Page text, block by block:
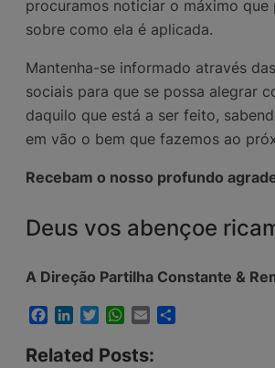
procuramos noticiar o máximo que
sobre como ela é aplicada.
Mantenha-se informado através
sociais para que se possa alegrar
daquilo que está a ser feito,
em vão o bem que fazemos ao
Recebam o nosso profundo
Deus vos abençoe
A Direção Partilha Constante &
Facebook
LinkedInTwitterWhatsApp
Email
Related Posts: